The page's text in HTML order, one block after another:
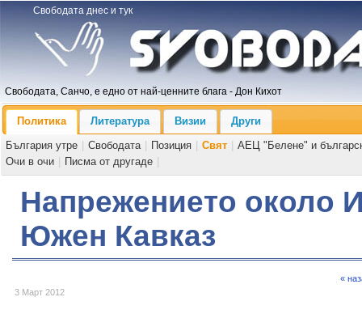
Свободата днес и тук
Свободата, Санчо, е едно от най-ценните блага - Дон Кихот
Политика Литература Визии
Други
България утре
Свободата Позиция Свят
АЕЦ "Белене" и
Очи в очи
Писма от другаде
Напрежението около
Южен Кавказ
3 Март 2012
«